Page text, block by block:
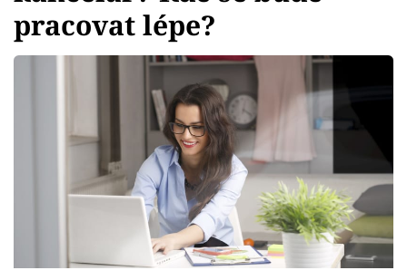
Bydlení
Design
Sledujte prima+
pracovat lépe?